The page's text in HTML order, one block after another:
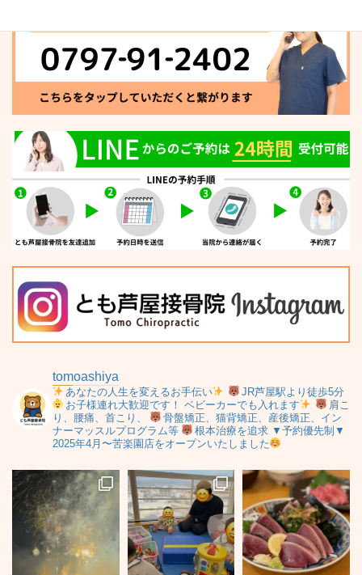
tomoashiya
あなたの人生を変えるお手伝い
JR芦屋駅より徒歩5分
お子様連れ大歓迎です！ ベビーカーでも入れます
肩こ
り、腰痛、首こり、
骨盤矯正、猫背矯正、産後矯正、イン
ナーマッスルプログラム等
根本治療を追求 ▼予約優先制▼
2025年4月〜苦楽園店をオープンいたしました